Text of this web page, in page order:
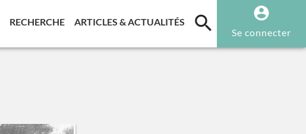
(CURRENT)
RECHERCHE(CURRENT)
ARTICLES & ACTUALITÉS (CURRENT)
Se connecter